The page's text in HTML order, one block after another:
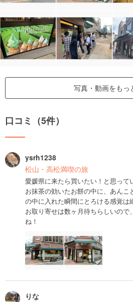
写真・動画をもっ
口コミ（5件）
ysrh1238
松山・高松満喫の旅
愛媛県に来たら買いたい！と思っ
お抹茶の効いたお餅の中に、あんこ
の中に入れた瞬間にとろける感覚は
お取り寄せは数ヶ月待ちらしいので
ね！
りな